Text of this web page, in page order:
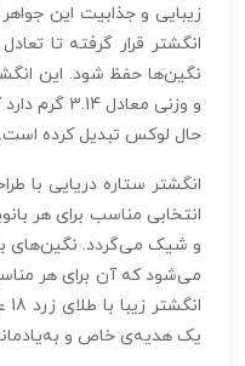
زیبایی و جذابیت این
انگشتر قرار گرفته تا
و وزنی
حال لوکس تبدیل کرده است.
انگشتر ستاره دریایی با
انتخابی مناسب برای هر
و شیک می‌گردد. نگین‌های
می‌شود که آن برای هر
یک هدیه‌ی خاص و